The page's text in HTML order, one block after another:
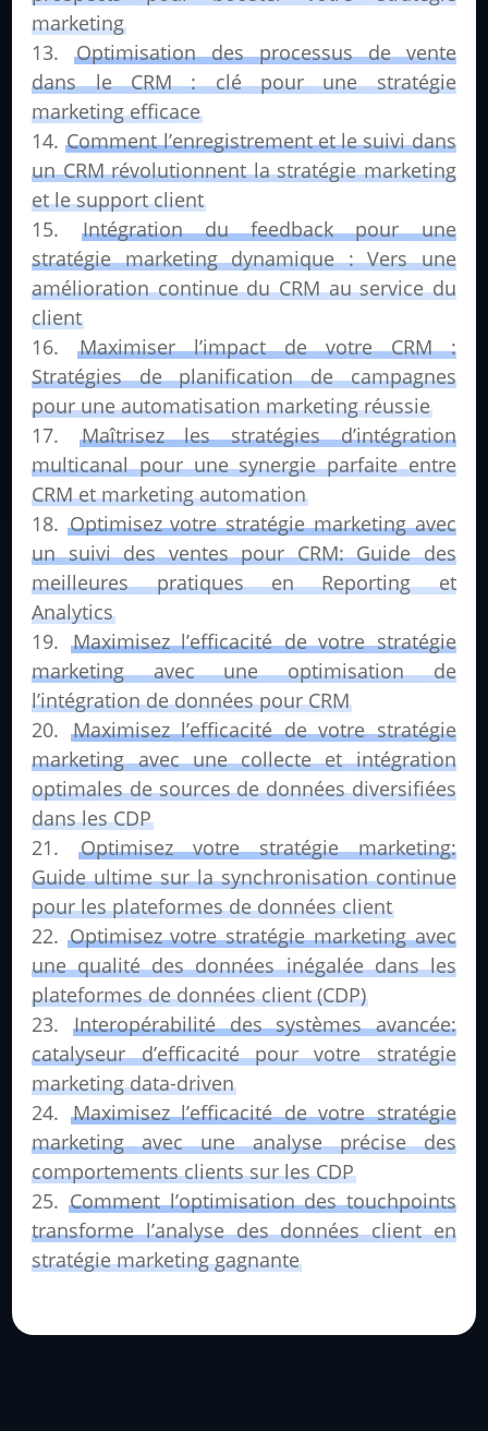
marketing
Optimisation des processus de vente
dans le CRM : clé pour une stratégie
marketing efficace
Comment l’enregistrement et le suivi dans
un CRM révolutionnent la stratégie marketing
et le support client
Intégration du feedback pour une
stratégie marketing dynamique : Vers une
amélioration continue du CRM au service du
client
Maximiser l’impact de votre CRM :
Stratégies de planification de campagnes
pour une automatisation marketing réussie
Maîtrisez les stratégies d’intégration
multicanal pour une synergie parfaite entre
CRM et marketing automation
Optimisez votre stratégie marketing avec
un suivi des ventes pour CRM: Guide des
meilleures pratiques en Reporting et
Analytics
Maximisez l’efficacité de votre stratégie
marketing avec une optimisation de
l’intégration de données pour CRM
Maximisez l’efficacité de votre stratégie
marketing avec une collecte et intégration
optimales de sources de données diversifiées
dans les CDP
Optimisez votre stratégie marketing:
Guide ultime sur la synchronisation continue
pour les plateformes de données client
Optimisez votre stratégie marketing avec
une qualité des données inégalée dans les
plateformes de données client (CDP)
Interopérabilité des systèmes avancée:
catalyseur d’efficacité pour votre stratégie
marketing data-driven
Maximisez l’efficacité de votre stratégie
marketing avec une analyse précise des
comportements clients sur les CDP
Comment l’optimisation des touchpoints
transforme l’analyse des données client en
stratégie marketing gagnante